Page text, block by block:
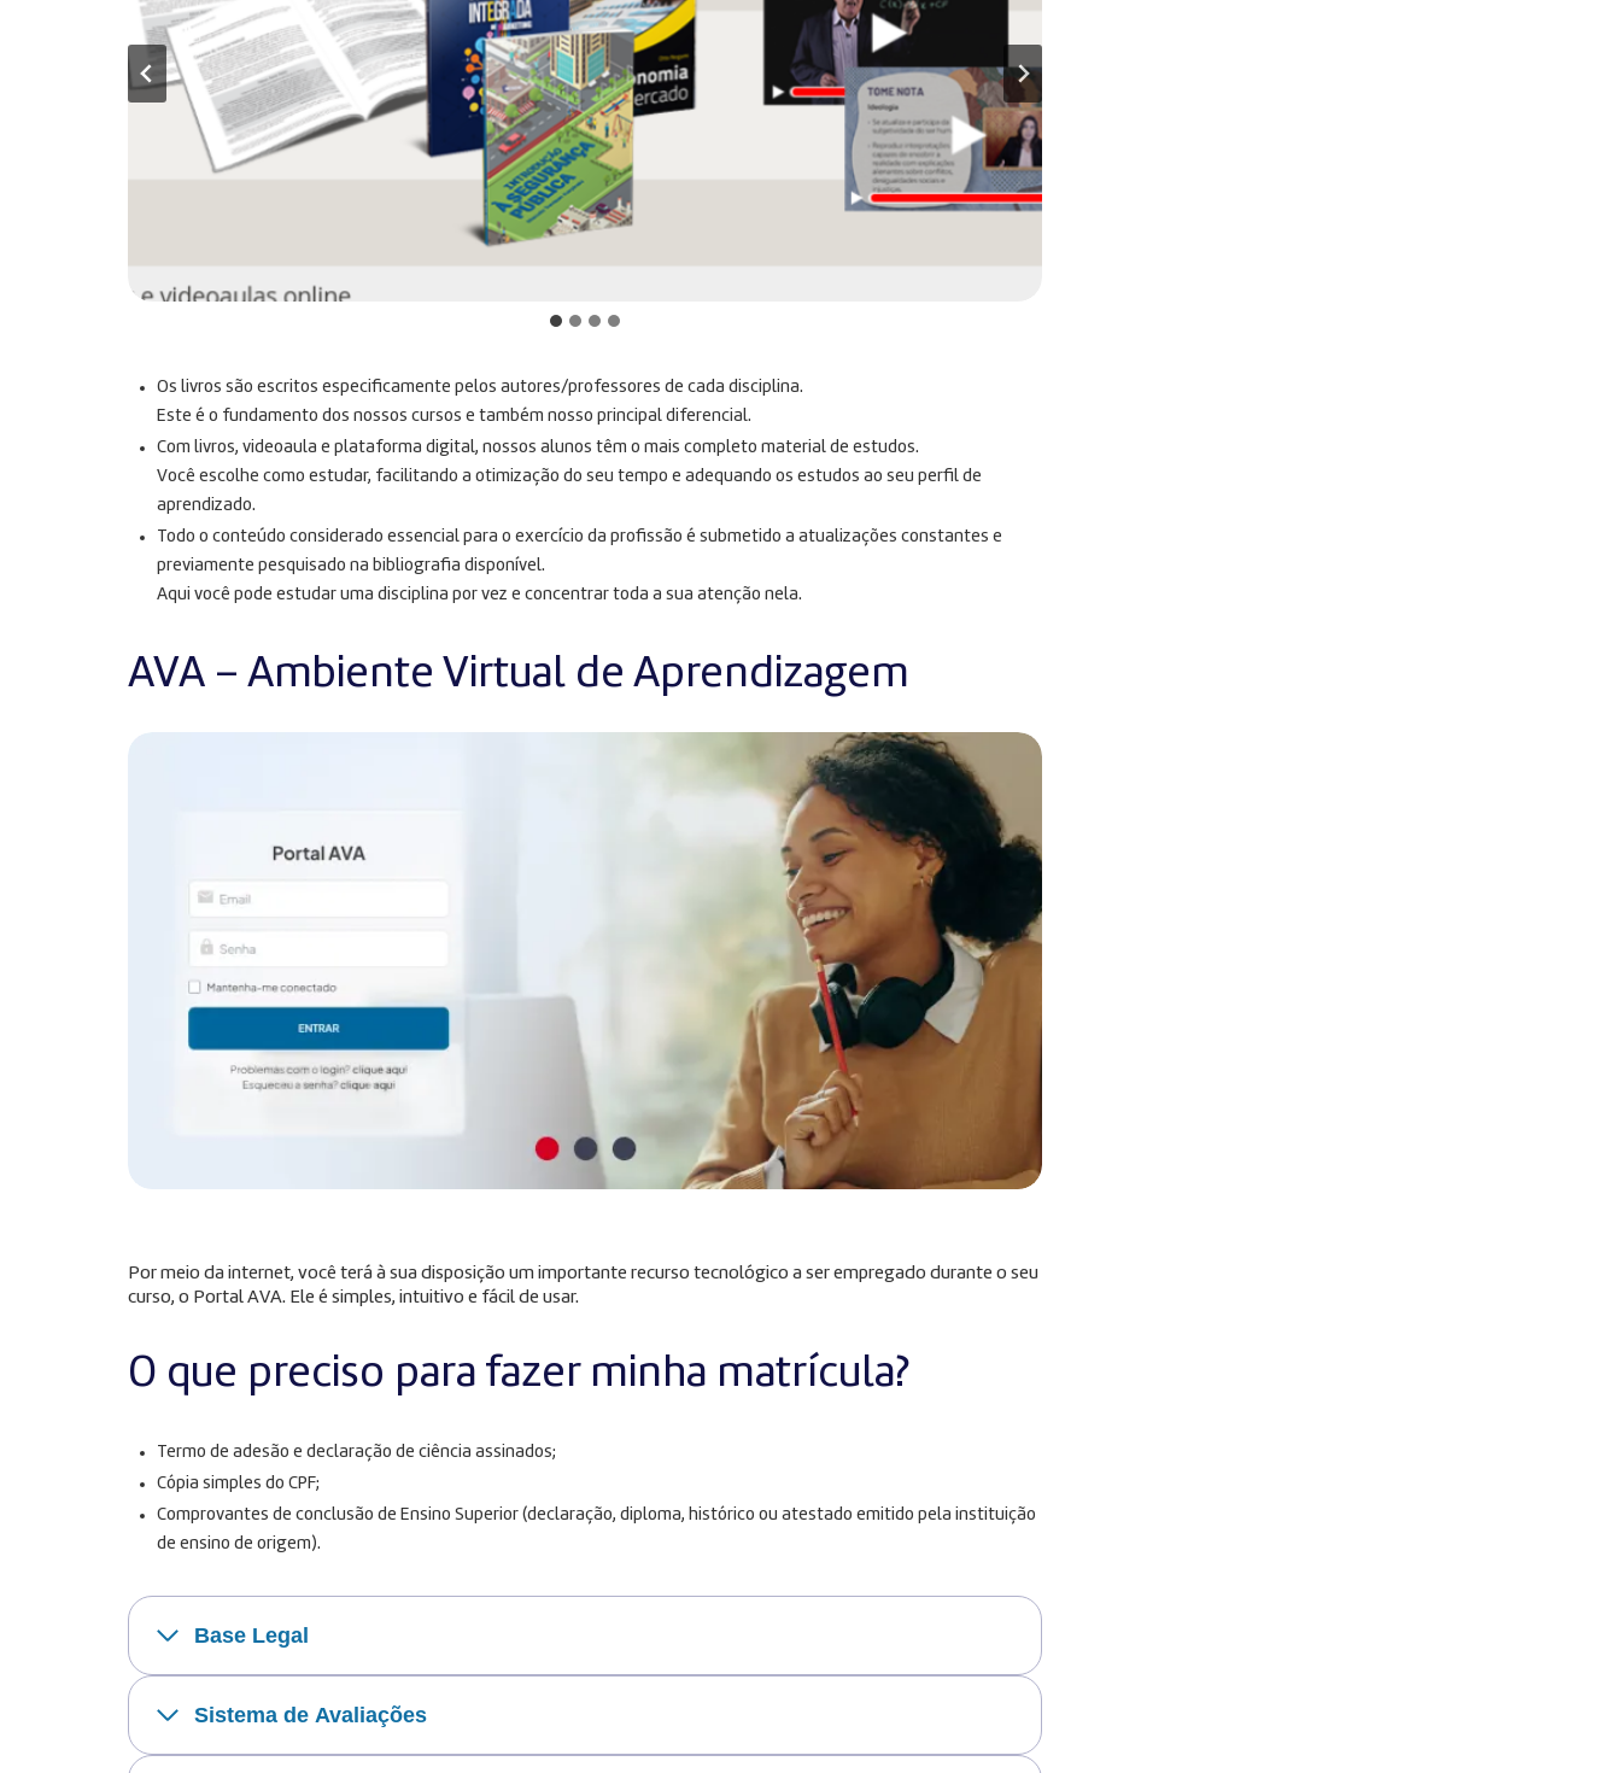
Os livros são escritos especificamente pelos autores/professores de cada disciplina.
Este é o fundamento dos nossos cursos e também nosso principal diferencial.
Com livros, videoaula e plataforma digital, nossos alunos têm o mais completo material de estudos.
Você escolhe como estudar, facilitando a otimização do seu tempo e adequando os estudos ao seu perfil de
aprendizado.
Todo o conteúdo considerado essencial para o exercício da profissão é submetido a atualizações constantes e
previamente pesquisado na bibliografia disponível.
Aqui você pode estudar uma disciplina por vez e concentrar toda a sua atenção nela.
AVA – Ambiente Virtual de Aprendizagem
Por meio da internet, você terá à sua disposição um importante recurso tecnológico a ser empregado durante o seu
curso, o Portal AVA. Ele é simples, intuitivo e fácil de usar.
O que preciso para fazer minha matrícula?
Termo de adesão e declaração de ciência assinados;
Cópia simples do CPF;
Comprovantes de conclusão de Ensino Superior (declaração, diploma, histórico ou atestado emitido pela instituição
de ensino de origem).
Base Legal
Sistema de Avaliações